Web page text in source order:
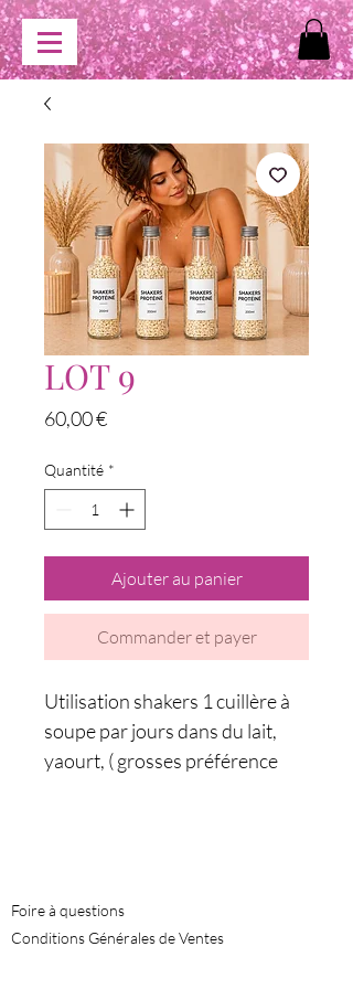
LOT 9
60,00 €Prix
Quantité *
Ajouter au panier
Commander et payer
Utilisation shakers 1 cuillère à
soupe par jours dans du lait,
yaourt, ( grosses préférence
Foire à questions
Conditions Générales de Ventes